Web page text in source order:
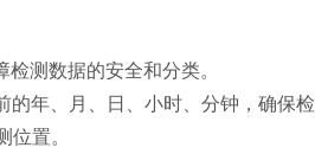
测数据的安全和分类。
年、月、日、小时、分钟，确保检
置。